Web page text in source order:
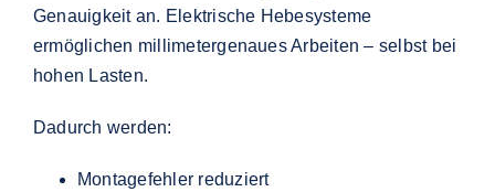
Genauigkeit an. Elektrische Hebesysteme
ermöglichen millimetergenaues Arbeiten – selbst bei
hohen Lasten.
Dadurch werden:
Montagefehler reduziert